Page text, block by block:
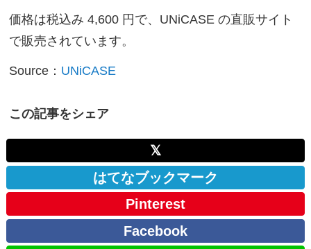
価格は税込み 4,600 円で、UNiCASE の直販サイト
で販売されています。
Source： UNiCASE
この記事をシェア
𝕏
はてなブックマーク
Pinterest
Facebook